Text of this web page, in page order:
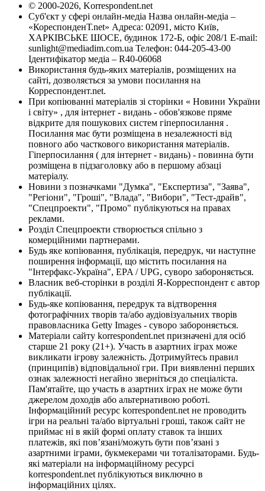
© 2000-2026, Korrespondent.net
Суб'єкт у сфері онлайн-медіа Назва онлайн-медіа –
«КореспонденТ.net» Адреса: 02091, місто Київ,
ХАРКІВСЬКЕ ШОСЕ, будинок 172-Б, офіс 208/1 E-mail:
sunlight@mediadim.com.ua Телефон: 044-205-43-00
Ідентифікатор медіа – R40-06068
Використання будь-яких матеріалів, розміщених на
сайті, дозволяється за умови посилання на
Корреспондент.net.
При копіюванні матеріалів зі сторінки « Новини України
і світу» , для інтернет - видань - обов'язкове пряме
відкрите для пошукових систем гіперпосилання .
Посилання має бути розміщена в незалежності від
повного або часткового використання матеріалів.
Гіперпосилання ( для інтернет - видань) - повинна бути
розміщена в підзаголовку або в першому абзаці
матеріалу.
Новини з позначками "Думка", "Експертиза", "Заява",
"Регіони", "Гроші", "Влада", "Вибори", "Тест-драйв",
"Спецпроекти", "Промо" публікуються на правах
реклами.
Розділ Спецпроекти створюється спільно з
комерційними партнерами.
Будь яке копіювання, публікація, передрук, чи наступне
поширення інформації, що містить посилання на
"Інтерфакс-Україна", EPA / UPG, суворо забороняється.
Власник веб-сторінки в розділі Я-Корреспондент є автор
публікації.
Будь-яке копіювання, передрук та відтворення
фотографічних творів та/або аудіовізуальних творів
правовласника Getty Images - суворо забороняється.
Матеріали сайту korrespondent.net призначені для осіб
старше 21 року (21+). Участь в азартних іграх може
викликати ігрову залежність. Дотримуйтесь правил
(принципів) відповідальної гри. При виявленні перших
ознак залежності негайно зверніться до спеціаліста.
Пам'ятайте, що участь в азартних іграх не може бути
джерелом доходів або альтернативою роботі.
Інформаційний ресурс korrespondent.net не проводить
ігри на реальні та/або віртуальні гроші, також сайт не
приймає ні в якій формі оплату ставок та інших
платежів, які пов’язані/можуть бути пов’язані з
азартними іграми, букмекерами чи тоталізаторами. Будь-
які матеріали на інформаційному ресурсі
korrespondent.net публікуються виключно в
інформаційних цілях.